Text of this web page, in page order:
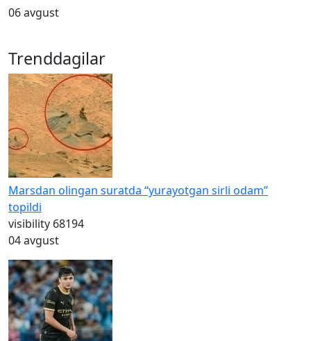
06 avgust
Trenddagilar
Marsdan olingan suratda “yurayotgan sirli odam”
topildi
visibility 68194
04 avgust